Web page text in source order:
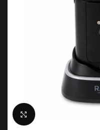
Clic para ampliar